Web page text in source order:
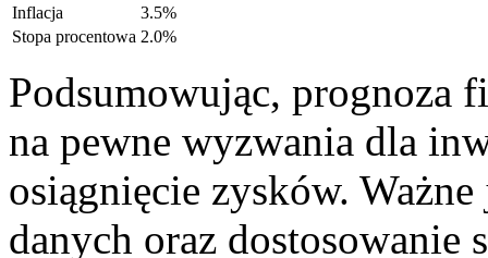
Inflacja
3.5%
Stopa procentowa 2.0%
Podsumowując, prognoza⁤
na pewne wyzwania dla
osiągnięcie zysków.
danych oraz